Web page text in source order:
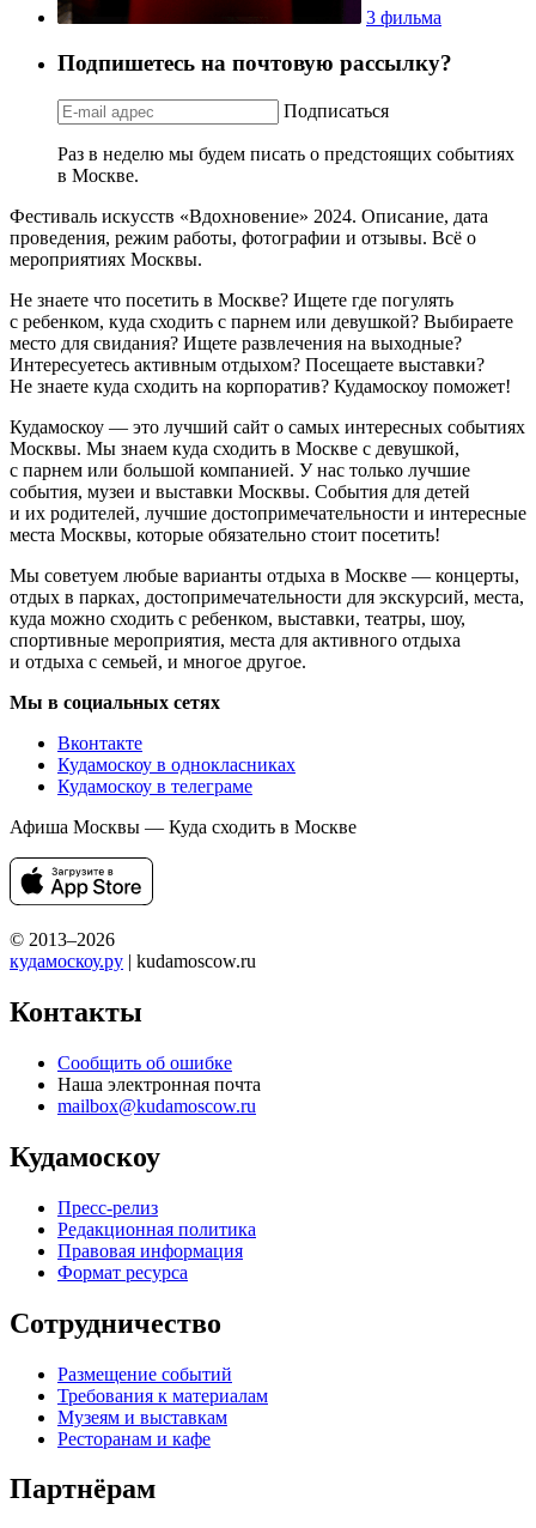
3 фильма
Подпишетесь на почтовую рассылку?
Подписаться
Раз в неделю мы будем писать о предстоящих событиях
в Москве.
Фестиваль искусств «Вдохновение» 2024. Описание, дата
проведения, режим работы, фотографии и отзывы. Всё о
мероприятиях Москвы.
Не знаете что посетить в Москве? Ищете где погулять
с ребенком, куда сходить с парнем или девушкой? Выбираете
место для свидания? Ищете развлечения на выходные?
Интересуетесь активным отдыхом? Посещаете выставки?
Не знаете куда сходить на корпоратив? Кудамоскоу поможет!
Кудамоскоу — это лучший сайт о самых интересных событиях
Москвы. Мы знаем куда сходить в Москве с девушкой,
с парнем или большой компанией. У нас только лучшие
события, музеи и выставки Москвы. События для детей
и их родителей, лучшие достопримечательности и интересные
места Москвы, которые обязательно стоит посетить!
Мы советуем любые варианты отдыха в Москве — концерты,
отдых в парках, достопримечательности для экскурсий, места,
куда можно сходить с ребенком, выставки, театры, шоу,
спортивные мероприятия, места для активного отдыха
и отдыха с семьей, и многое другое.
Мы в социальных сетях
Вконтакте
Кудамоскоу в однокласниках
Кудамоскоу в телеграме
Афиша Москвы — Куда сходить в Москве
© 2013–2026
кудамоскоу.ру | kudamoscow.ru
Контакты
Сообщить об ошибке
Наша электронная почта
mailbox@kudamoscow.ru
Кудамоскоу
Пресс-релиз
Редакционная политика
Правовая информация
Формат ресурса
Сотрудничество
Размещение событий
Требования к материалам
Музеям и выставкам
Ресторанам и кафе
Партнёрам